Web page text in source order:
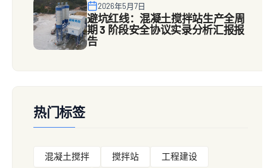
2026年5月7日
避坑红线：混凝土搅拌站生产全周
期 3 阶段安全协议实录分析汇报报
告
热门标签
混凝土搅拌 搅拌站
工程建设